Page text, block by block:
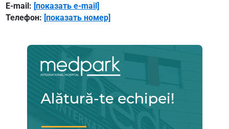
E-mail: [показать e-mail]
Телефон: [показать номер]